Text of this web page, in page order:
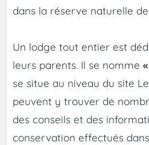
dans la réserve naturelle
Un lodge tout entier est
leurs parents. Il se nomme
se situe au niveau du site
peuvent y trouver de
des conseils et des
conservation effectués